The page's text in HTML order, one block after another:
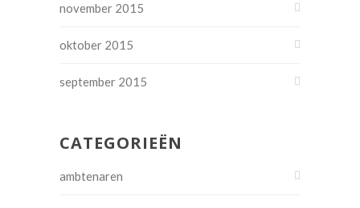
november 2015
oktober 2015
september 2015
CATEGORIEËN
ambtenaren